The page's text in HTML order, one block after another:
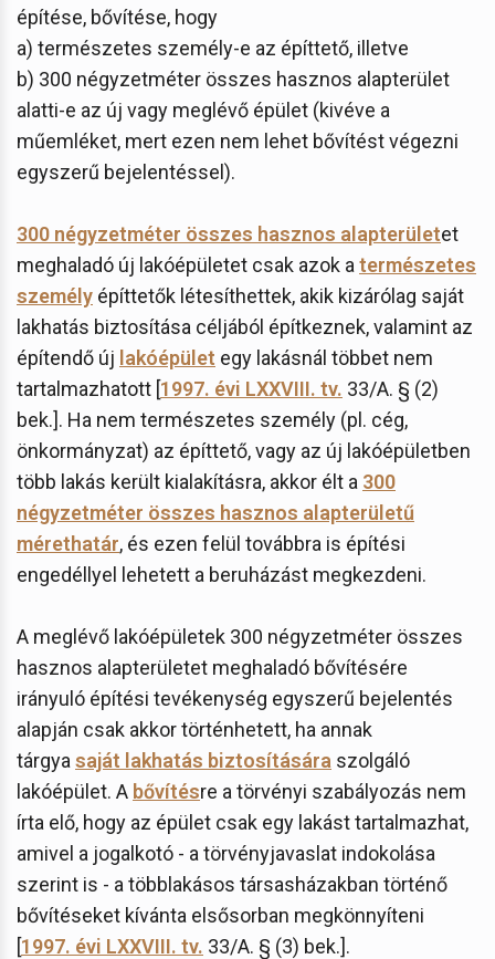
építése, bővítése, hogy
a) természetes személy-e az építtető, illetve
b) 300 négyzetméter összes hasznos alapterület
alatti-e az új vagy meglévő épület (kivéve a
műemléket, mert ezen nem lehet bővítést végezni
egyszerű bejelentéssel).
300 négyzetméter összes hasznos alapterületet
meghaladó új lakóépületet csak azok atermészetes
személy építtetők létesíthettek, akik kizárólag saját
lakhatás biztosítása céljából építkeznek, valamint az
építendő új lakóépület egy lakásnál többet nem
tartalmazhatott [1997. évi LXXVIII. tv. 33/A. § (2)
bek.]. Ha nem természetes személy (pl. cég,
önkormányzat) az építtető, vagy az új lakóépületben
több lakás került kialakításra, akkor élt a 300
négyzetméter összes hasznos alapterületű
mérethatár, és ezen felül továbbra is építési
engedéllyel lehetett a beruházást megkezdeni.
A meglévő lakóépületek 300 négyzetméter összes
hasznos alapterületet meghaladó bővítésére
irányuló építési tevékenység egyszerű bejelentés
alapján csak akkor történhetett, ha annak
tárgyasaját lakhatás biztosítására szolgáló
lakóépület. A bővítésre a törvényi szabályozás nem
írta elő, hogy az épület csak egy lakást tartalmazhat,
amivel a jogalkotó - a törvényjavaslat indokolása
szerint is - a többlakásos társasházakban történő
bővítéseket kívánta elsősorban megkönnyíteni
[1997. évi LXXVIII. tv. 33/A. § (3) bek.].